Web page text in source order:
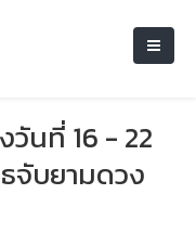
วันที่ 16 - 22
จับยามดวง